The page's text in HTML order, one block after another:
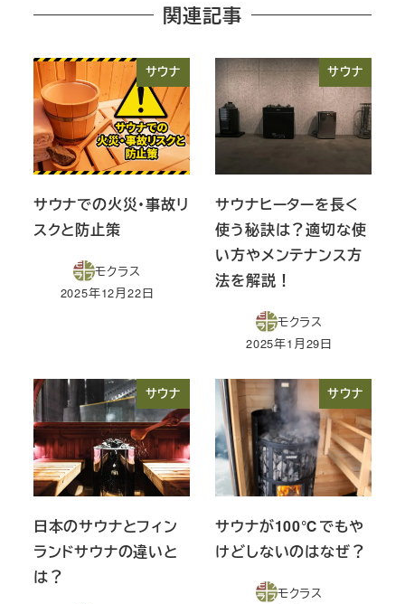
関連記事
サウナ
サウナでの火災・事故リ
スクと防止策
モクラス
投稿日
2025年12月22日
サウナ
サウナヒーターを長く
使う秘訣は？適切な使
い方やメンテナンス方
法を解説！
モクラス
投稿日
2025年1月29日
サウナ
日本のサウナとフィン
ランドサウナの違いと
は？
サウナ
サウナが100℃でもや
けどしないのはなぜ？
モクラス